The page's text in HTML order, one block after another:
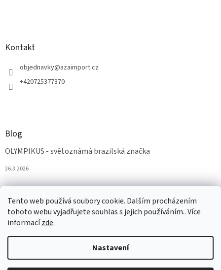
Tento web používá soubory cookie. Dalším procházením
tohoto webu vyjadřujete souhlas s jejich používáním.. Více
informacízde.
Nastavení
Kontakt
objednavky@azaimport.cz
+420725377370
Blog
OLYMPIKUS - světoznámá brazilská značka
26.3.2026
Vytvořil Shoptet